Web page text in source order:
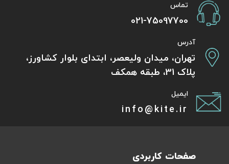
تماس
021-75097700
آدرس
تهران، میدان ولیعصر، ابتدای بلوار کشاورز،
پلاک 31، طبقه همکف
ایمیل
info@kite.ir
صفحات کاربردی